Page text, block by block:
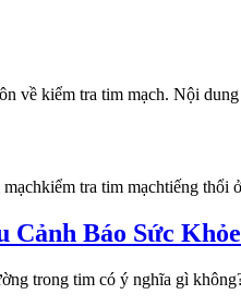
về kiểm tra tim mạch. Nội
kiểm tra tim mạchtiếng thổi
Báo Sức
trong tim có ý nghĩa gì